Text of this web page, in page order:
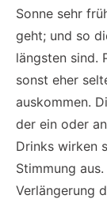
Sonne sehr
geht; und so
längsten sind.
sonst eher
auskommen.
der ein oder
Drinks wirken
Stimmung
Verlängerung